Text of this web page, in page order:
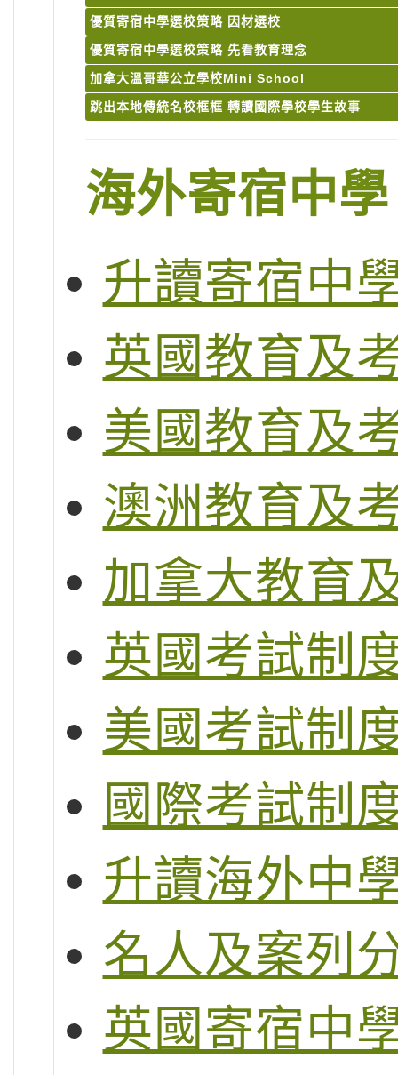
優質寄宿中學選校策略 因材選校
優質寄宿中學選校策略 先看教育理念
加拿大溫哥華公立學校Mini School
跳出本地傳統名校框框 轉讀國際學校學生故事
海外寄宿中學
升讀寄宿中
英國教育及
美國教育及
澳洲教育及
加拿大教育
英國考試制
美國考試制
國際考試制
升讀海外中
名人及案列
英國寄宿中